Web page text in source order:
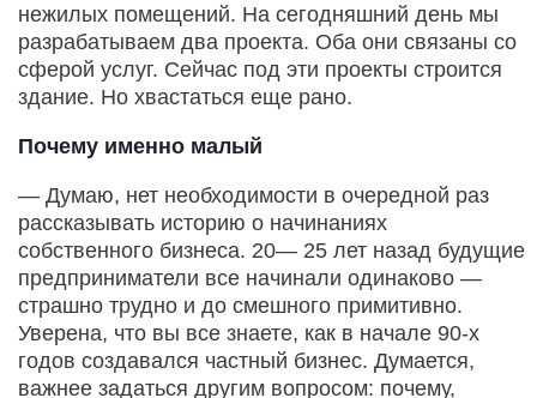
нежилых помещений. На сегодняшний день мы
разрабатываем два проекта. Оба они связаны со
сферой услуг. Сейчас под эти проекты строится
здание. Но хвастаться еще рано.
Почему именно малый
— Думаю, нет необходимости в очередной раз
рассказывать историю о начинаниях
собственного бизнеса. 20— 25 лет назад будущие
предприниматели все начинали одинаково —
страшно трудно и до смешного примитивно.
Уверена, что вы все знаете, как в начале 90-х
годов создавался частный бизнес. Думается,
важнее задаться другим вопросом: почему,